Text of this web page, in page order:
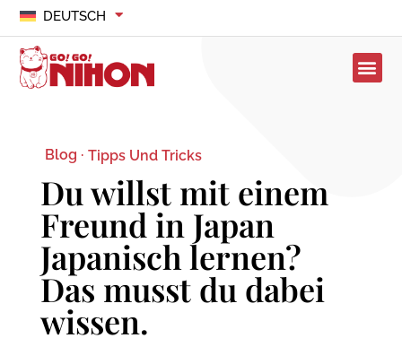
DEUTSCH
Blog · Tipps Und Tricks
Du willst mit einem
Freund in Japan
Japanisch lernen?
Das musst du dabei
wissen.